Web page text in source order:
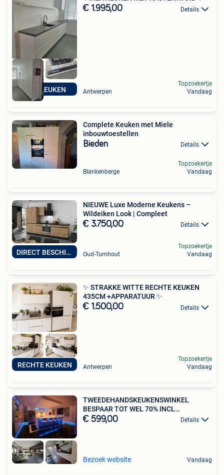
IKEA KEUKEN
€ 1.995,00 Details
Antwerpen
Topzoekertje
Vandaag
Complete Keuken met Miele
inbouwtoestellen
Bieden Details
Blankenberge
Topzoekertje
Vandaag
DIRECT BESCHIKBAAR
NIEUWE Luxe Moderne Keukens –
Wildeiken Look | Compleet
€ 3.750,00 Details
Oud-Turnhout
Topzoekertje
Vandaag
RECHTE KEUKEN
✨ STRAKKE WITTE RECHTE KEUKEN
435CM +APPARATUUR ✨
€ 1.500,00 Details
Antwerpen
Topzoekertje
Vandaag
TWEEDEHANDSKEUKENSWINKEL
BESPAAR TOT WEL 70% INCL
TOESTELLEN
€ 599,00 Details
Bezoek website Vandaag